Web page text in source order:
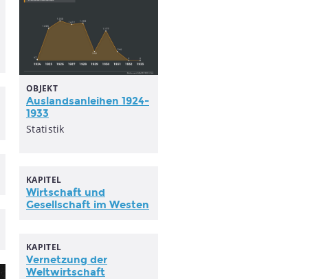
OBJEKT
Auslandsanleihen 1924-
1933
Statistik
KAPITEL
Wirtschaft und
Gesellschaft im Westen
KAPITEL
Vernetzung der
Weltwirtschaft